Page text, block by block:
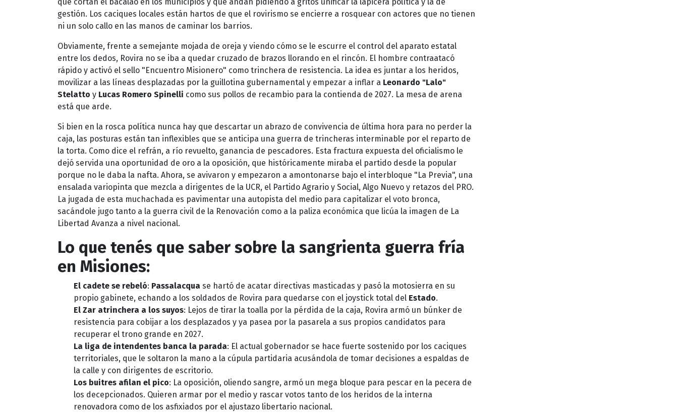
gestión. Los caciques locales están hartos de que el rovirismo se encierre a rosquear con actores que no tienen
ni un solo callo en las manos de caminar los barrios.
Obviamente, frente a semejante mojada de oreja y viendo cómo se le escurre el control del aparato estatal
entre los dedos, Rovira no se iba a quedar cruzado de brazos llorando en el rincón. El hombre contraatacó
rápido y activó el sello "Encuentro Misionero" como trinchera de resistencia. La idea es juntar a los heridos,
movilizar a las líneas desplazadas por la guillotina gubernamental y empezar a inflar a Leonardo "Lalo"
Stelatto y Lucas Romero Spinelli como sus pollos de recambio para la contienda de 2027. La mesa de arena
está que arde.
Si bien en la rosca política nunca hay que descartar un abrazo de convivencia de última hora para no perder la
caja, las posturas están tan inflexibles que se anticipa una guerra de trincheras interminable por el reparto de
la torta. Como dice el refrán, a río revuelto, ganancia de pescadores. Esta fractura expuesta del oficialismo le
dejó servida una oportunidad de oro a la oposición, que históricamente miraba el partido desde la popular
porque no le daba la nafta. Ahora, se avivaron y empezaron a amontonarse bajo el interbloque "La Previa", una
ensalada variopinta que mezcla a dirigentes de la UCR, el Partido Agrario y Social, Algo Nuevo y retazos del PRO.
La jugada de esta muchachada es pavimentar una autopista del medio para capitalizar el voto bronca,
sacándole jugo tanto a la guerra civil de la Renovación como a la paliza económica que licúa la imagen de La
Libertad Avanza a nivel nacional.
Lo que tenés que saber sobre la sangrienta guerra fría
en Misiones:
El cadete se rebeló: Passalacqua se hartó de acatar directivas masticadas y pasó la motosierra en su
propio gabinete, echando a los soldados de Rovira para quedarse con el joystick total del Estado.
El Zar atrinchera a los suyos: Lejos de tirar la toalla por la pérdida de la caja, Rovira armó un búnker de
resistencia para cobijar a los desplazados y ya pasea por la pasarela a sus propios candidatos para
recuperar el trono grande en 2027.
La liga de intendentes banca la parada: El actual gobernador se hace fuerte sostenido por los caciques
territoriales, que le soltaron la mano a la cúpula partidaria acusándola de tomar decisiones a espaldas de
la calle y con dirigentes de escritorio.
Los buitres afilan el pico: La oposición, oliendo sangre, armó un mega bloque para pescar en la pecera de
los decepcionados. Quieren armar por el medio y rascar votos tanto de los heridos de la interna
renovadora como de los asfixiados por el ajustazo libertario nacional.